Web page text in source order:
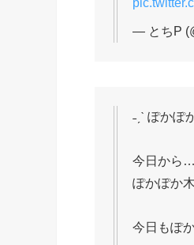
— とちP
˗ˏˋ ぽかぽ
今日から…
ぽかぽか
今日もぽ